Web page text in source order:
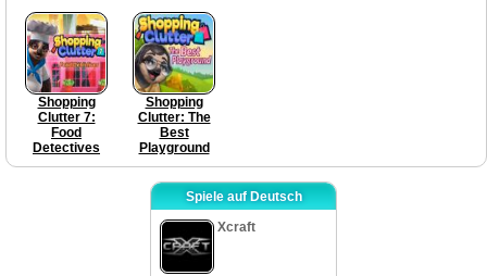
Shopping
Clutter 7:
Food
Detectives
Shopping
Clutter: The
Best
Playground
Spiele auf Deutsch
Xcraft